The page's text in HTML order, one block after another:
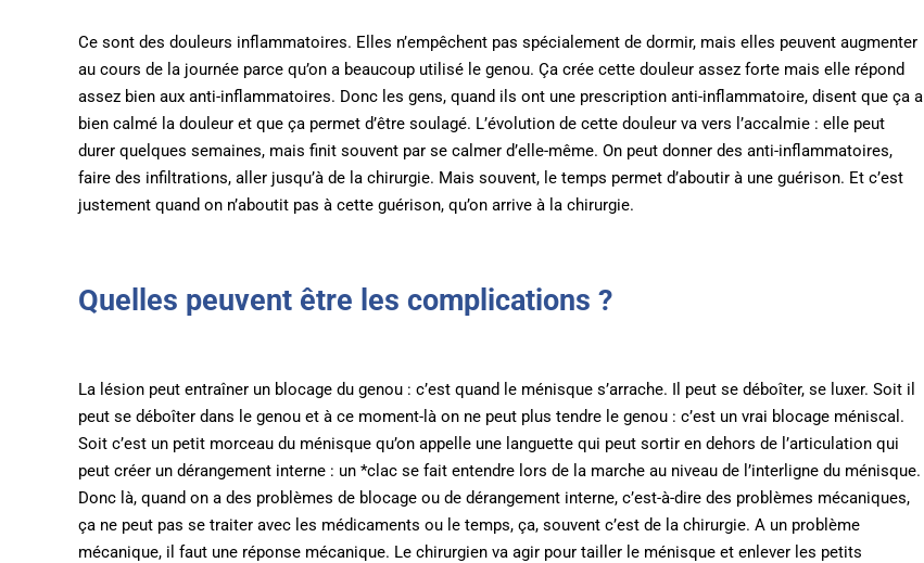
Ce sont des douleurs inflammatoires. Elles n’empêchent pas spécialement de dormir, mais elles peuvent augmenter
au cours de la journée parce qu’on a beaucoup utilisé le genou. Ça crée cette douleur assez forte mais elle répond
assez bien aux anti-inflammatoires. Donc les gens, quand ils ont une prescription anti-inflammatoire, disent que ça a
bien calmé la douleur et que ça permet d’être soulagé. L’évolution de cette douleur va vers l’accalmie : elle peut
durer quelques semaines, mais finit souvent par se calmer d’elle-même. On peut donner des anti-inflammatoires,
faire des infiltrations, aller jusqu’à de la chirurgie. Mais souvent, le temps permet d’aboutir à une guérison. Et c’est
justement quand on n’aboutit pas à cette guérison, qu’on arrive à la chirurgie.
Quelles peuvent être les complications ?
La lésion peut entraîner un blocage du genou : c’est quand le ménisque s’arrache. Il peut se déboîter, se luxer. Soit il
peut se déboîter dans le genou et à ce moment-là on ne peut plus tendre le genou : c’est un vrai blocage méniscal.
Soit c’est un petit morceau du ménisque qu’on appelle une languette qui peut sortir en dehors de l’articulation qui
peut créer un dérangement interne : un *clac se fait entendre lors de la marche au niveau de l’interligne du ménisque.
Donc là, quand on a des problèmes de blocage ou de dérangement interne, c’est-à-dire des problèmes mécaniques,
ça ne peut pas se traiter avec les médicaments ou le temps, ça, souvent c’est de la chirurgie. A un problème
mécanique, il faut une réponse mécanique. Le chirurgien va agir pour tailler le ménisque et enlever les petits